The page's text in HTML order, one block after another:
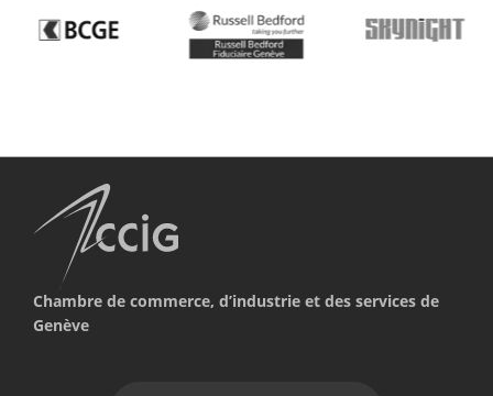
Chambre de commerce, d’industrie et des services de
Genève